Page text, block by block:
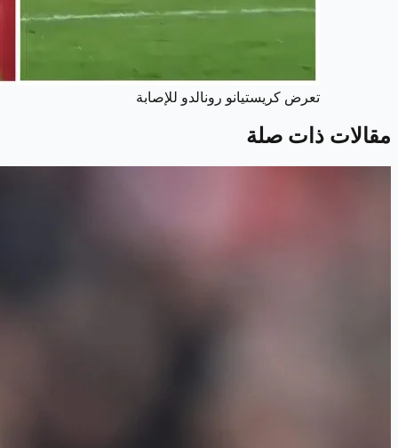
تعرض كريستيانو رونالدو للإصابة
مقالات ذات صلة